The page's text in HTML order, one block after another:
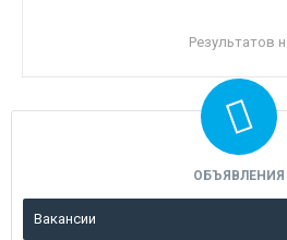
Результатов
ОБЪЯВЛЕНИЯ
Вакансии